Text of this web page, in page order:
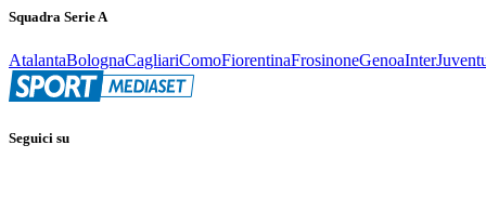
Squadra Serie A
AtalantaBolognaCagliariComoFiorentinaFrosinoneGenoaInter
Seguici su